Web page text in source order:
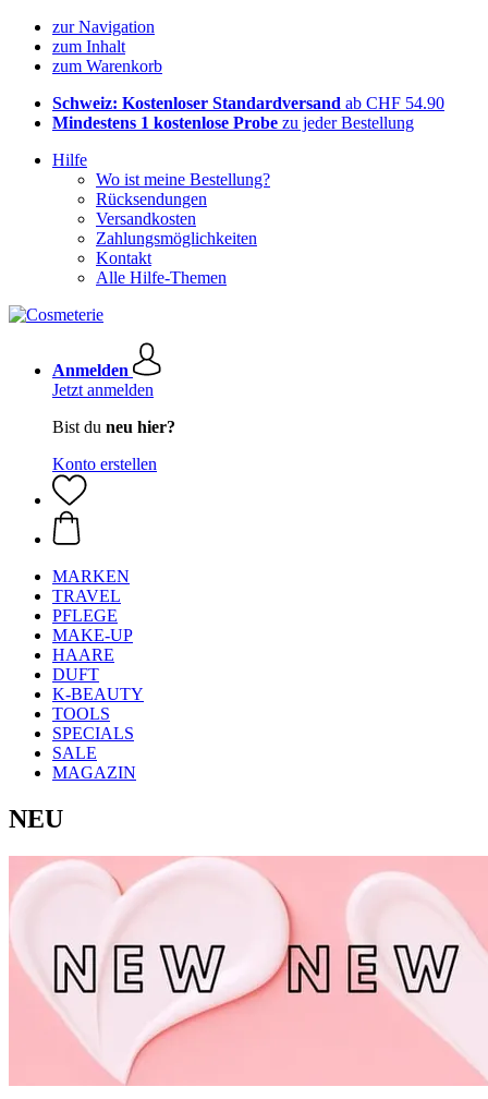
zur Navigation
zum Inhalt
zum Warenkorb
Schweiz: Kostenloser Standardversand ab CHF 54.90
Mindestens 1 kostenlose Probe zu jeder Bestellung
Hilfe
Wo ist meine Bestellung?
Rücksendungen
Versandkosten
Zahlungsmöglichkeiten
Kontakt
Alle Hilfe-Themen
Anmelden
Jetzt anmelden
Bist du neu hier?
Konto erstellen
MARKEN
TRAVEL
PFLEGE
MAKE-UP
HAARE
DUFT
K-BEAUTY
TOOLS
SPECIALS
SALE
MAGAZIN
NEU